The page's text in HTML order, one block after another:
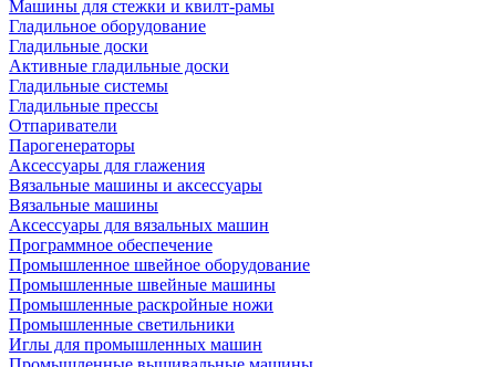
Машины для стежки и квилт-рамы
Гладильное оборудование
Гладильные доски
Активные гладильные доски
Гладильные системы
Гладильные прессы
Отпариватели
Парогенераторы
Аксессуары для глажения
Вязальные машины и аксессуары
Вязальные машины
Аксессуары для вязальных машин
Программное обеспечение
Промышленное швейное оборудование
Промышленные швейные машины
Промышленные раскройные ножи
Промышленные светильники
Иглы для промышленных машин